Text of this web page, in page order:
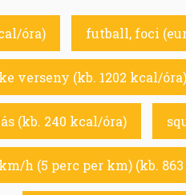
óra) futball, foci
verseny (kb. 1202 kcal/óra)
(kb. 240 kcal/óra)
h (5 perc per km) (kb.